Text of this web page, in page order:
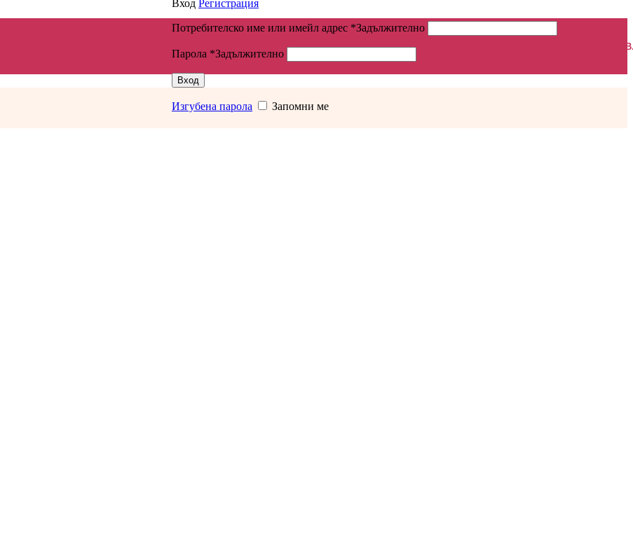
Вход Регистрация
Потребителско име или имейл адрес *Задължително
Парола *Задължително
Вход
Изгубена парола Запомни ме
/ 0,00